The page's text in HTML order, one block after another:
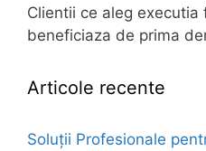
Clientii ce aleg executia
beneficiaza de prima
Articole recente
Soluții Profesionale